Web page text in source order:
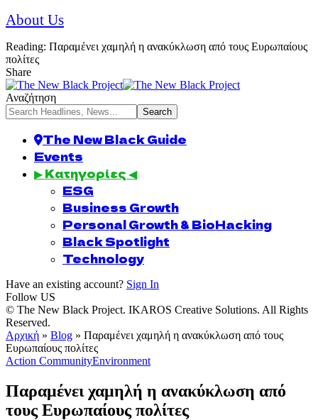
About Us
Reading: Παραμένει χαμηλή η ανακύκλωση από τους Ευρωπαίους
πολίτες
Share
Αναζήτηση
The New Black Guide
Events
▶ Κατηγορίες ◀
ESG
Business Growth
Personal Growth & BioHacking
Black Spotlight
Technology
Have an existing account? Sign In
Follow US
© The New Black Project. IKAROS Creative Solutions. All Rights
Reserved.
Αρχική » Blog » Παραμένει χαμηλή η ανακύκλωση από τους
Ευρωπαίους πολίτες
Action CommunityEnvironment
Παραμένει χαμηλή η ανακύκλωση από
τους Ευρωπαίους πολίτες